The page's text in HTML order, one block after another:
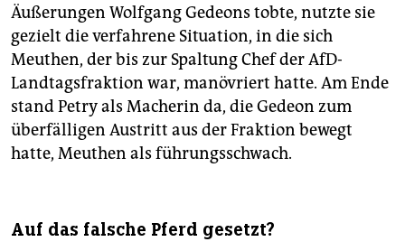
Äußerungen Wolfgang Gedeons tobte, nutzte sie
gezielt die verfahrene Situation, in die sich
Meuthen, der bis zur Spaltung Chef der AfD-
Landtagsfraktion war, manövriert hatte. Am Ende
stand Petry als Macherin da, die Gedeon zum
überfälligen Austritt aus der Fraktion bewegt
hatte, Meuthen als führungsschwach.
Auf das falsche Pferd gesetzt?